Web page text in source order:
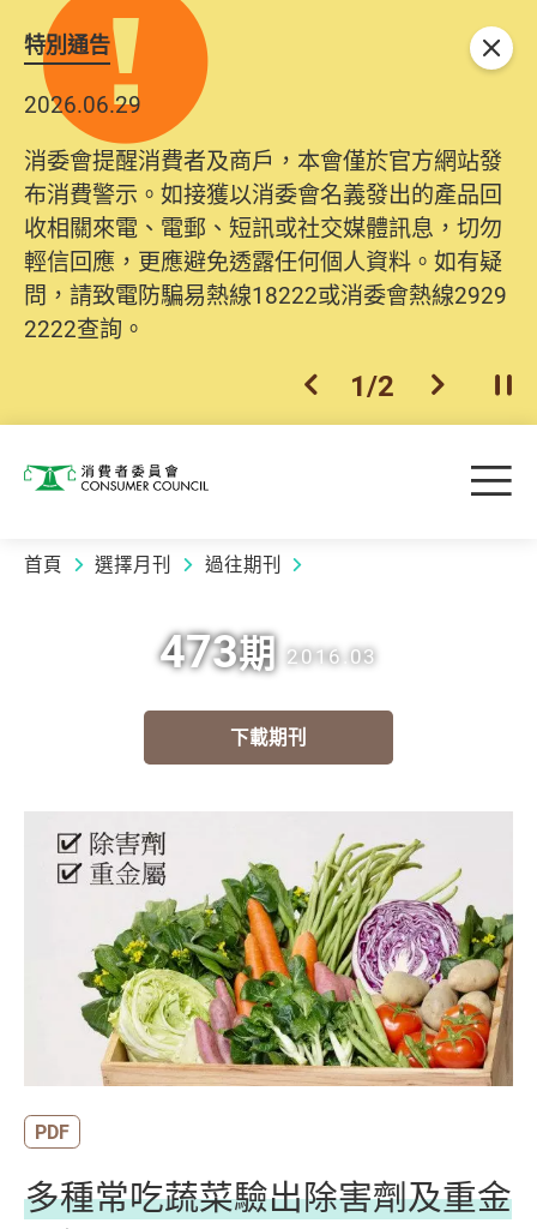
特別通告
2026.06.29
消委會提醒消費者及商戶，本會僅於官方網站發
布消費警示。如接獲以消委會名義發出的產品回
收相關來電、電郵、短訊或社交媒體訊息，切勿
輕信回應，更應避免透露任何個人資料。如有疑
問，請致電防騙易熱線18222或消委會熱線2929
2222查詢。
上一個
1/2 下一個開
關閉
消費者委員會 目
首頁 選擇月刊 過往期刊
473期 2016.03
下載期刊
PDF
多種常吃蔬菜驗出除害劑及重金